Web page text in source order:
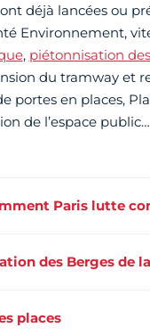
déjà lancées ou
Environnement,
, piétonnisation
du tramway et
portes en places,
de l’espace public…
Paris lutte
des Berges de
places